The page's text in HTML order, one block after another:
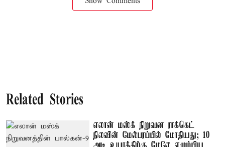
Related Stories
எலான் மஸ்க் நிறுவன ராக்கெட்
நிலவின் மேல்பரப்பில் மோதியது; 10